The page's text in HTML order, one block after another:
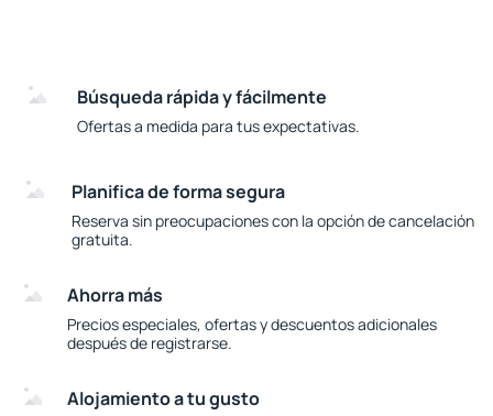
Búsqueda rápida y fácilmente
Ofertas a medida para tus expectativas.
Planifica de forma segura
Reserva sin preocupaciones con la opción de cancelación
gratuita.
Ahorra más
Precios especiales, ofertas y descuentos adicionales
después de registrarse.
Alojamiento a tu gusto